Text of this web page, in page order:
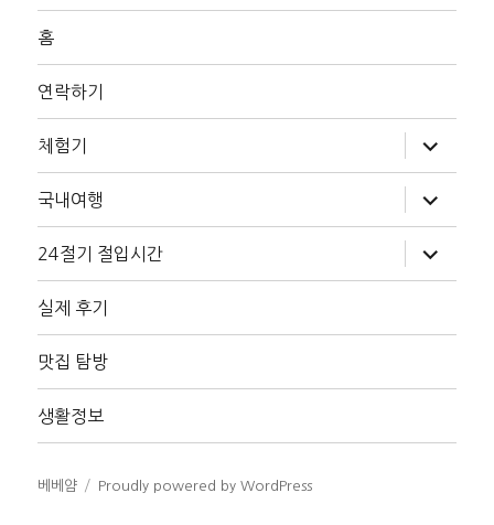
홈
연락하기
체험기
위
메
확
장
국내여행
위
메
확
장
24절기 절입시간
위
메
장
실제 후기
맛집 탐방
생활정보
베베얌 Proudly powered by WordPress